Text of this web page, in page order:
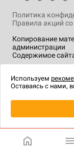
Копирование
администрации
Содержимое
Политика
Правила акций
технологии.
Используем
Оставаясь с нами,